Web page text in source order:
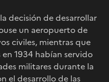
decisión de desarrollar
un aeropuerto de
civiles, mientras que
1934 habían servido
militares durante la
el desarrollo de las